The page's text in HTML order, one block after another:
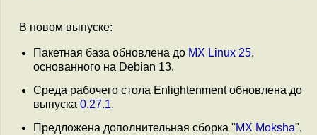
В новом выпуске:
Пакетная база обновлена до MX Linux 25,
основанного на Debian 13.
Среда рабочего стола Enlightenment обновлена до
выпуска 0.27.1.
Предложена дополнительная сборка "MX Moksha",